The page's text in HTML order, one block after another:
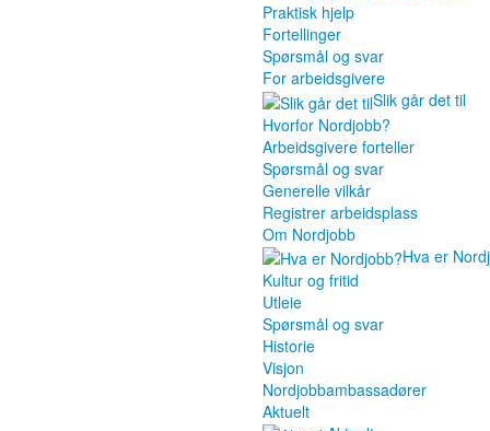
Praktisk hjelp
Fortellinger
Spørsmål og svar
For arbeidsgivere
Slik går det til
Hvorfor Nordjobb?
Arbeidsgivere forteller
Spørsmål og svar
Generelle vilkår
Registrer arbeidsplass
Om Nordjobb
Hva er
Kultur og fritid
Utleie
Spørsmål og svar
Historie
Visjon
Nordjobbambassadører
Aktuelt